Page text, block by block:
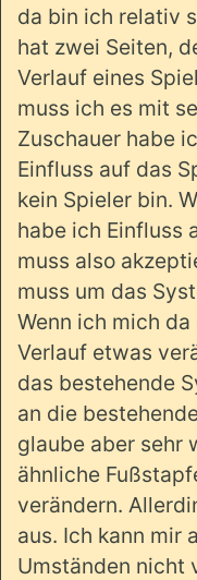
da bin ich relativ
hat zwei Seiten,
Verlauf eines
muss ich es mit
Zuschauer habe
Einfluss auf das
kein Spieler bin.
habe ich Einfluss
muss also
muss um das
Wenn ich mich
Verlauf etwas
das bestehende
an die
glaube aber sehr
ähnliche
verändern.
aus. Ich kann mir
Umständen nicht